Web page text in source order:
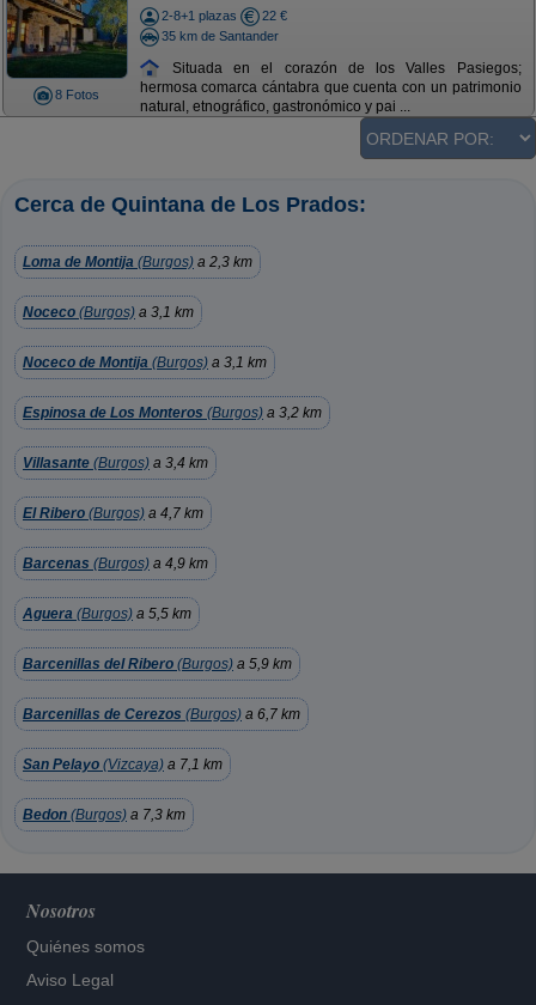
8 Fotos
2-8+1 plazas
22 €
35 km de Santander
Situada en el corazón de los Valles Pasiegos;
hermosa comarca cántabra que cuenta con un patrimonio
natural, etnográfico, gastronómico y pai ...
Cerca de Quintana de Los Prados:
Loma de Montija (Burgos) a 2,3 km
Noceco (Burgos) a 3,1 km
Noceco de Montija (Burgos) a 3,1 km
Espinosa de Los Monteros (Burgos) a 3,2 km
Villasante (Burgos) a 3,4 km
El Ribero (Burgos) a 4,7 km
Barcenas (Burgos) a 4,9 km
Aguera (Burgos) a 5,5 km
Barcenillas del Ribero (Burgos) a 5,9 km
Barcenillas de Cerezos (Burgos) a 6,7 km
San Pelayo (Vizcaya) a 7,1 km
Bedon (Burgos) a 7,3 km
Nosotros
Quiénes somos
Aviso Legal